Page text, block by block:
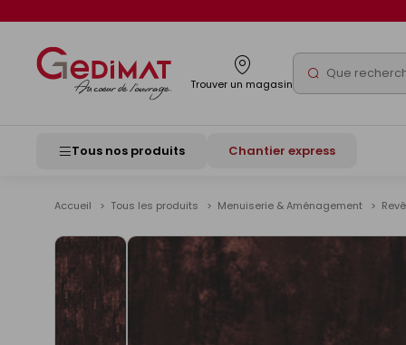
Trouver un magasin Rechercher
Tous nos produits Chantier express
Accueil Tous les produits Menuiserie & Aménagement
Voir